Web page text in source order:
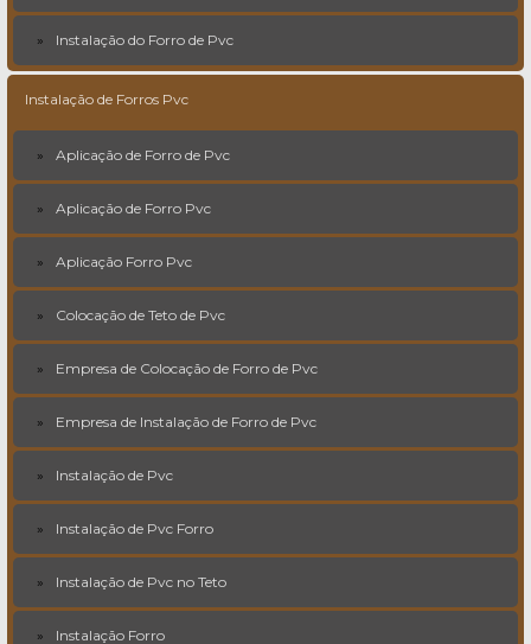
Instalação do Forro de Pvc
Instalação de Forros Pvc
Aplicação de Forro de Pvc
Aplicação de Forro Pvc
Aplicação Forro Pvc
Colocação de Teto de Pvc
Empresa de Colocação de Forro de Pvc
Empresa de Instalação de Forro de Pvc
Instalação de Pvc
Instalação de Pvc Forro
Instalação de Pvc no Teto
Instalação Forro